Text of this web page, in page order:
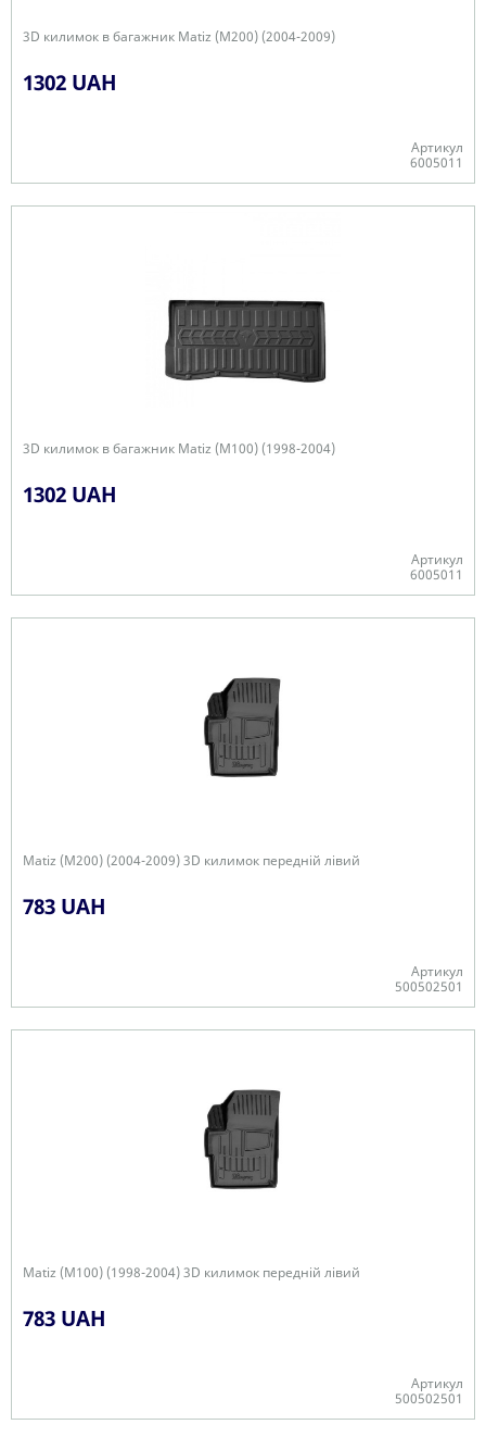
3D килимок в багажник Matiz (M200) (2004-2009)
1302 UAH
Артикул
6005011
3D килимок в багажник Matiz (M100) (1998-2004)
1302 UAH
Артикул
6005011
Matiz (M200) (2004-2009) 3D килимок передній лівий
783 UAH
Артикул
500502501
Matiz (M100) (1998-2004) 3D килимок передній лівий
783 UAH
Артикул
500502501